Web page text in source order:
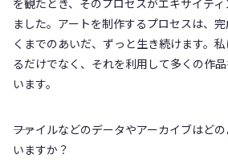
を観たとき、そのプロセスがエキサイテ
ました。アートを制作するプロセスは、
くまでのあいだ、ずっと生き続けます。
るだけでなく、それを利用して多くの作
います。
――ファイルなどのデータやアーカイブはど
いますか？